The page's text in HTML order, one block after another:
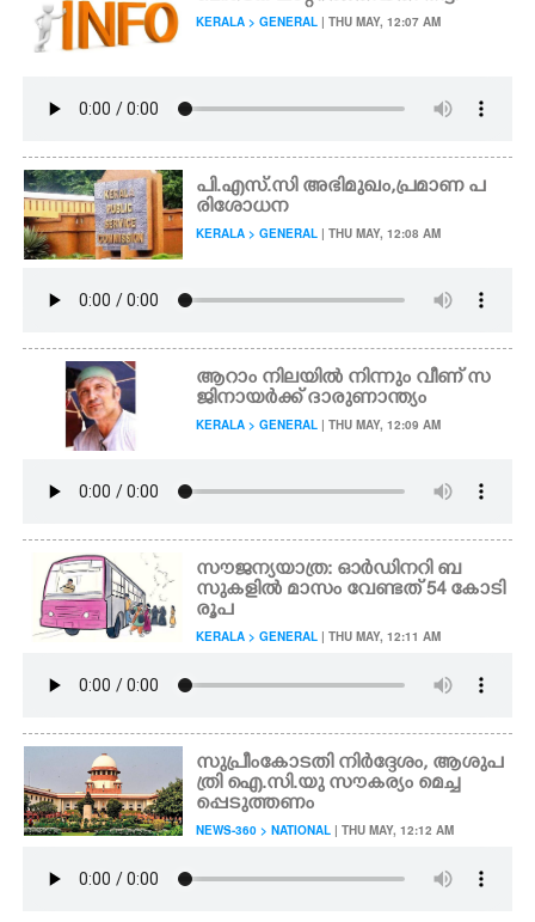
KERALA > GENERAL | THU MAY, 12:07 AM
പി.എസ്.സി അഭിമുഖം,പ്രമാണ പ
രിശോധന
KERALA > GENERAL | THU MAY, 12:08 AM
ആറാം നിലയിൽ നിന്നും വീണ് സ
ജിനായർക്ക് ദാരുണാന്ത്യം
KERALA > GENERAL | THU MAY, 12:09 AM
സൗജന്യയാത്ര: ഓർഡിനറി ബ
സുകളിൽ മാസം വേണ്ടത് 54 കോടി
രൂപ
KERALA > GENERAL | THU MAY, 12:11 AM
സുപ്രീംകോടതി നിർദ്ദേശം, ആശുപ
ത്രി ഐ.സി.യു സൗകര്യം മെച്ച
പ്പെടുത്തണം
NEWS-360 > NATIONAL | THU MAY, 12:12 AM